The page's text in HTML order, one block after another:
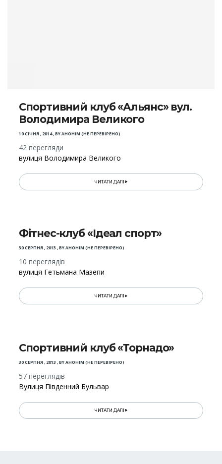
Спортивний клуб «Альянс» вул.
Володимира Великого
19 СІЧНЯ , 2014,BYАНОНІМ (НЕ ПЕРЕВІРЕНО)
42 перегляди
вулиця Володимира Великого
ЧИТАТИ ДАЛІ
Фітнес-клуб «Ідеал спорт»
30 СЕРПНЯ , 2013 ,BYАНОНІМ (НЕ ПЕРЕВІРЕНО)
10 переглядів
вулиця Гетьмана Мазепи
ЧИТАТИ ДАЛІ
Спортивний клуб «Торнадо»
30 СЕРПНЯ , 2013 ,BYАНОНІМ (НЕ ПЕРЕВІРЕНО)
57 переглядів
Вулиця Південний Бульвар
ЧИТАТИ ДАЛІ